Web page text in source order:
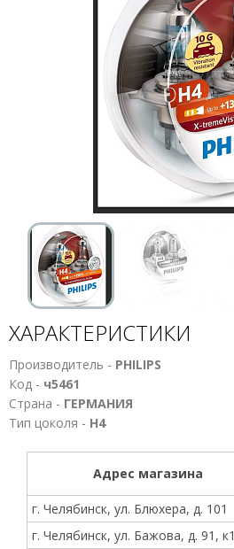
ХАРАКТЕРИСТИКИ
Производитель - PHILIPS
Код - ч5461
Страна - ГЕРМАНИЯ
Тип цоколя - Н4
Адрес магазина
г. Челябинск, ул. Блюхера, д. 101
г. Челябинск, ул. Бажова, д. 91, к1